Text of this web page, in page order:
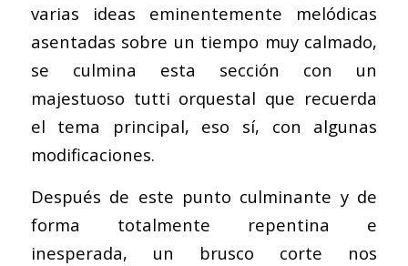
varias ideas eminentemente melódicas
asentadas sobre un tiempo muy calmado,
se culmina esta sección con un
majestuoso tutti orquestal que recuerda
el tema principal, eso sí, con algunas
modificaciones.
Después de este punto culminante y de
forma totalmente repentina e
inesperada, un brusco corte nos